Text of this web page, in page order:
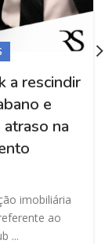
a rescindir
e
na
imobiliária
ao
...